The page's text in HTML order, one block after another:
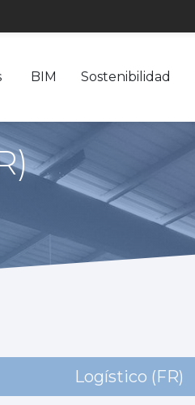
BIM Sostenibilidad
Logístico (FR)